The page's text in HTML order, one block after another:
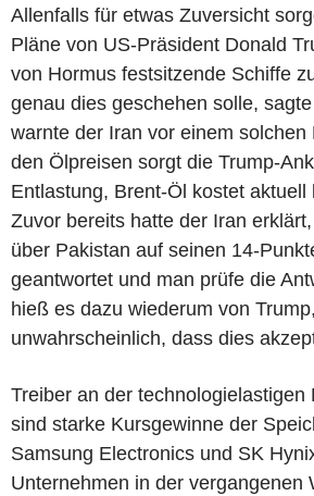
Allenfalls für etwas Zuversicht
Pläne von US-Präsident Donald
von Hormus festsitzende Schiffe
genau dies geschehen solle,
warnte der Iran vor einem solchen
den Ölpreisen sorgt die Trump-
Entlastung, Brent-Öl kostet aktuell
Zuvor bereits hatte der Iran
über Pakistan auf seinen 14-
geantwortet und man prüfe die
hieß es dazu wiederum von
unwahrscheinlich, dass dies
Treiber an der technologielastigen
sind starke Kursgewinne der
Samsung Electronics und SK
Unternehmen in der vergangenen